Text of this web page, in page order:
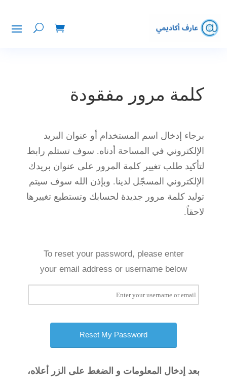
كلمة مرور مفقودة
برجاء إدخال اسم المستخدام أو عنوان البريد
الإلكتروني في المساحة أدناه. سوف تستلم رابط
لتأكيد طلب تغيير كلمة المرور على عنوان بريدك
الإلكتروني المسجّل لدينا. وبإذن الله سوف سيتم
توليد كلمة مرور جديدة لحسابك وتستطيع تغييرها
لاحقاً.
To reset your password, please enter
your email address or username below
بعد إدخال المعلومات و الضغط على الزر أعلاه،